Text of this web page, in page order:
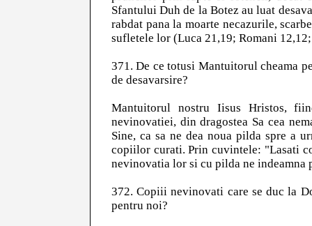
Sfantului Duh de la Botez au luat
rabdat pana la moarte necazurile,
sufletele lor (Luca 21,19; Romani
371. De ce totusi Mantuitorul cheama
de desavarsire?
Mantuitorul nostru Iisus Hristos,
nevinovatiei, din dragostea Sa cea
Sine, ca sa ne dea noua pilda spre a
copiilor curati. Prin cuvintele: "Lasati
nevinovatia lor si cu pilda ne indeamna
372. Copiii nevinovati care se duc la
pentru noi?